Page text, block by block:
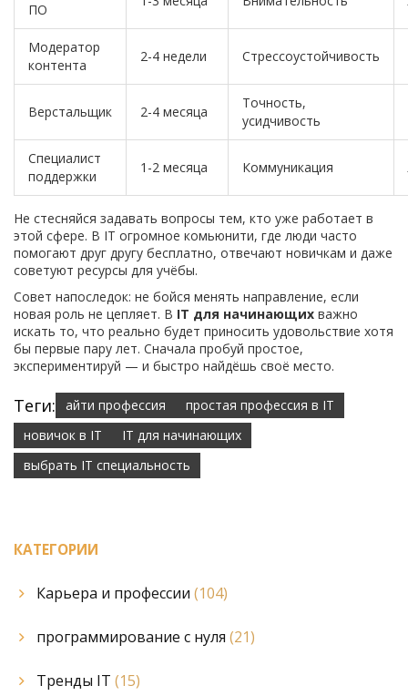
ПО
Модератор
контента
2-4 недели Стрессоустойчивость
Верстальщик 2-4 месяца
Точность,
усидчивость
Специалист
поддержки
1-2 месяца Коммуникация
Не стесняйся задавать вопросы тем, кто уже работает в
этой сфере. В IT огромное комьюнити, где люди часто
помогают друг другу бесплатно, отвечают новичкам и даже
советуют ресурсы для учёбы.
Совет напоследок: не бойся менять направление, если
новая роль не цепляет. В IT для начинающих важно
искать то, что реально будет приносить удовольствие хотя
бы первые пару лет. Сначала пробуй простое,
экспериментируй — и быстро найдёшь своё место.
Теги: айти профессия
простая профессия в IT
новичок в IT
IT для начинающих
выбрать IT специальность
КАТЕГОРИИ
Карьера и профессии (104)
программирование с нуля (21)
Тренды IT (15)